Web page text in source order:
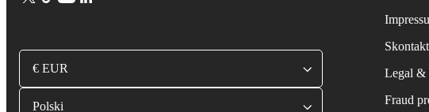
€ EUR
Polski
Legal &
Fraud